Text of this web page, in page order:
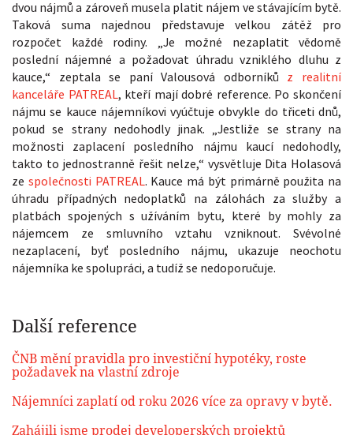
dvou nájmů a zároveň musela platit nájem ve stávajícím bytě.
Taková suma najednou představuje velkou zátěž pro
rozpočet každé rodiny. „Je možné nezaplatit vědomě
poslední nájemné a požadovat úhradu vzniklého dluhu z
kauce,“ zeptala se paní Valousová odborníků z realitní
kanceláře PATREAL, kteří mají dobré reference. Po skončení
nájmu se kauce nájemníkovi vyúčtuje obvykle do třiceti dnů,
pokud se strany nedohodly jinak. „Jestliže se strany na
možnosti zaplacení posledního nájmu kaucí nedohodly,
takto to jednostranně řešit nelze,“ vysvětluje Dita Holasová
ze společnosti PATREAL. Kauce má být primárně použita na
úhradu případných nedoplatků na zálohách za služby a
platbách spojených s užíváním bytu, které by mohly za
nájemcem ze smluvního vztahu vzniknout. Svévolné
nezaplacení, byť posledního nájmu, ukazuje neochotu
nájemníka ke spolupráci, a tudíž se nedoporučuje.
Další reference
ČNB mění pravidla pro investiční hypotéky, roste
požadavek na vlastní zdroje
Nájemníci zaplatí od roku 2026 více za opravy v bytě.
Zahájili jsme prodej developerských projektů